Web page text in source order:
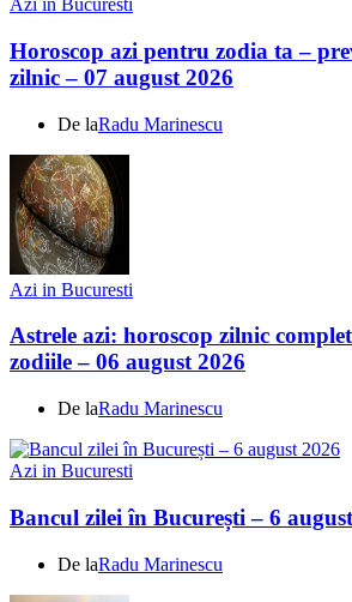
Azi in Bucuresti
Horoscop azi pentru zodia ta –
zilnic – 07 august 2026
De laRadu Marinescu
Azi in Bucuresti
Astrele azi: horoscop zilnic
zodiile – 06 august 2026
De laRadu Marinescu
Azi in Bucuresti
Bancul zilei în București – 6
De laRadu Marinescu